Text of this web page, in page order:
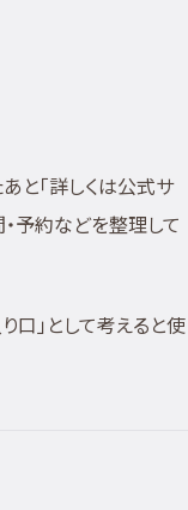
と「詳しくは公式サ
予約などを整理して
口」として考えると使